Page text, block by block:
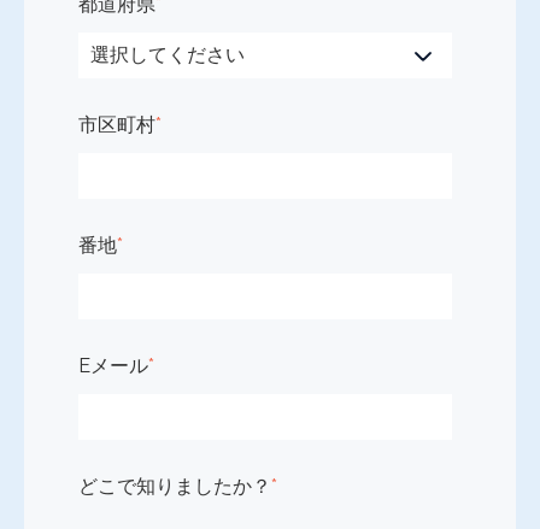
市区町村*
番地*
Eメール*
どこで知りましたか？ *